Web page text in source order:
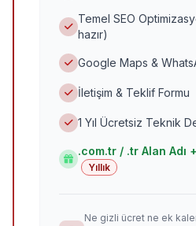
Temel SEO
hazır)
Google Maps &
İletişim & Teklif Formu
1 Yıl Ücretsiz Teknik
.com.tr / .tr Alan Adı
Yıllık
Ne gizli ücret ne ek